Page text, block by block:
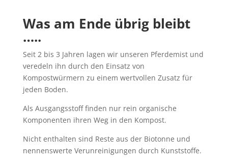
Was am Ende übrig bleibt
…..
Seit 2 bis 3 Jahren lagen wir unseren Pferdemist und
veredeln ihn durch den Einsatz von
Kompostwürmern zu einem wertvollen Zusatz für
jeden Boden.
Als Ausgangsstoff finden nur rein organische
Komponenten ihren Weg in den Kompost.
Nicht enthalten sind Reste aus der Biotonne und
nennenswerte Verunreinigungen durch Kunststoffe.